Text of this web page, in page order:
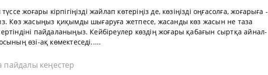
жоғары кірпігіңізді жайлап көтеріңіз де, көзіңізді оңға­солға, жоғарыға
Көз жасыңыз қиқымды шығаруға жетпесе, жасанды көз жасын не таза
пайдаланыңыз. Кейбіреулер көздің жоғары қабағын сыртқа айнал­
өзі­-ақ көмектеседі.....
пайдалы кеңестер